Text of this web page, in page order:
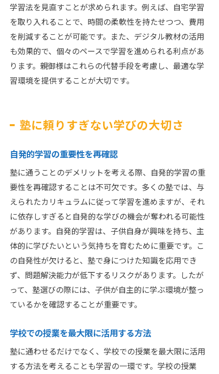
学習法を見直すことが求められます。例えば、自宅学習
を取り入れることで、時間の柔軟性を持たせつつ、費用
を削減することが可能です。また、デジタル教材の活用
も効果的で、個々のペースで学習を進められる利点があ
ります。親御様はこれらの代替手段を考慮し、最適な学
習環境を提供することが大切です。
塾に頼りすぎない学びの大切さ
自発的学習の重要性を再確認
塾に通うことのデメリットを考える際、自発的学習の重
要性を再確認することは不可欠です。多くの塾では、与
えられたカリキュラムに従って学習を進めますが、それ
に依存しすぎると自発的な学びの機会が奪われる可能性
があります。自発的学習は、子供自身が興味を持ち、主
体的に学びたいという気持ちを育むために重要です。こ
の自発性が欠けると、塾で身につけた知識を応用でき
ず、問題解決能力が低下するリスクがあります。したが
って、塾選びの際には、子供が自主的に学ぶ環境が整っ
ているかを確認することが重要です。
学校での授業を最大限に活用する方法
塾に通わせるだけでなく、学校での授業を最大限に活用
する方法を考えることも学習の一環です。学校の授業